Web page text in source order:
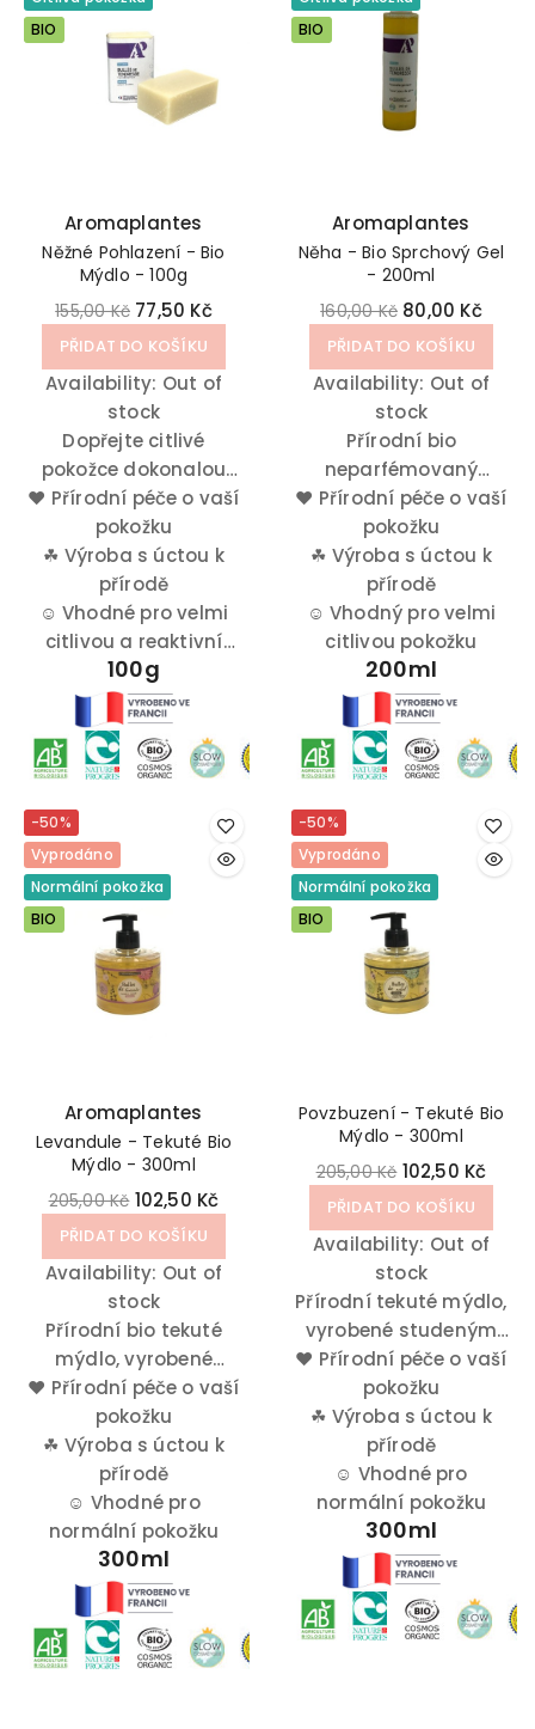
BIO
Aromaplantes
Něžné Pohlazení - Bio
Mýdlo - 100g
155,00 Kč 77,50 Kč
PŘIDAT DO KOŠÍKU
Availability: Out of
stock
Dopřejte citlivé
pokožce dokonalou
péči. Zaplavte tělo
pocitem něhy a
pohlazení.
♥ Přírodní péče o vaší
pokožku
☘ Výroba s úctou k
přírodě
☺ Vhodné pro velmi
citlivou a reaktivní
pokožku
100g
BIO
Aromaplantes
Něha - Bio Sprchový Gel
- 200ml
160,00 Kč 80,00 Kč
PŘIDAT DO KOŠÍKU
Availability: Out of
stock
Přírodní bio
neparfémovaný
sprchový gel je
přírodní mýdlo
obsahující olivový a
kokosový olej.
♥ Přírodní péče o vaší
pokožku
☘ Výroba s úctou k
přírodě
☺ Vhodný pro velmi
citlivou pokožku
200ml
-50%
Vyprodáno
Normální pokožka
BIO
Aromaplantes
Levandule - Tekuté Bio
Mýdlo - 300ml
205,00 Kč 102,50 Kč
PŘIDAT DO KOŠÍKU
Availability: Out of
stock
Přírodní bio tekuté
mýdlo, vyrobené
studeným
zmýdelněním, které je
obohaceno o éterický
olej z levandule.
♥ Přírodní péče o vaší
pokožku
☘ Výroba s úctou k
přírodě
☺ Vhodné pro
normální pokožku
300ml
-50%
Vyprodáno
Normální pokožka
BIO
Povzbuzení - Tekuté Bio
Mýdlo - 300ml
205,00 Kč 102,50 Kč
PŘIDAT DO KOŠÍKU
Availability: Out of
stock
Přírodní tekuté mýdlo,
vyrobené studeným
zmýdelněním, které je
obohaceno o éterický
olej z levandule a
eukalyptu.
♥ Přírodní péče o vaší
pokožku
☘ Výroba s úctou k
přírodě
☺ Vhodné pro
normální pokožku
300ml